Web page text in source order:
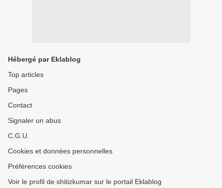
Hébergé par Eklablog
Top articles
Pages
Contact
Signaler un abus
C.G.U.
Cookies et données personnelles
Préférences cookies
Voir le profil de shitizkumar sur le portail Eklablog